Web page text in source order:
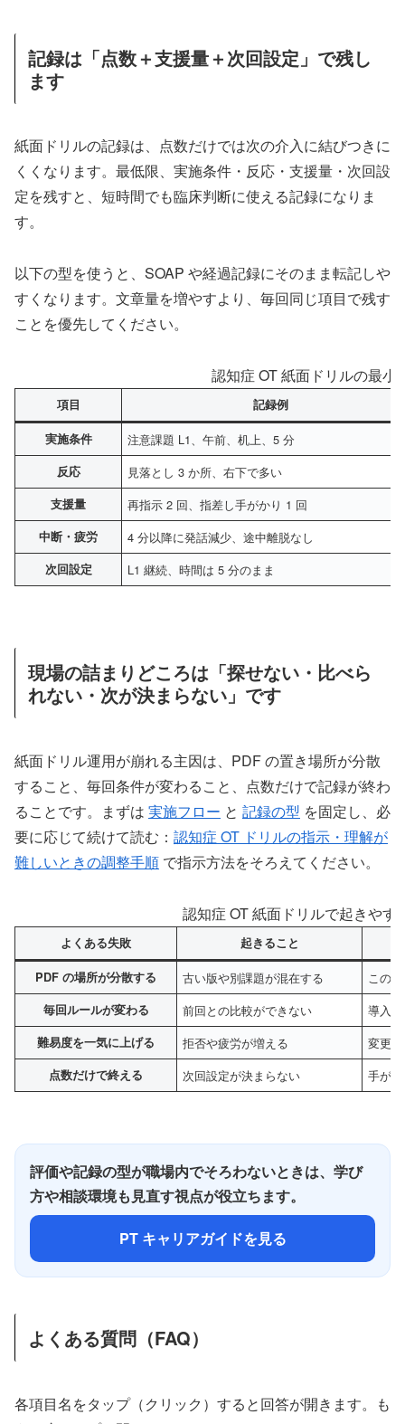
記録は「点数＋支援量＋次回設定」で残し
ます
紙面ドリルの記録は、点数だけでは次の介入に結びつきに
くくなります。最低限、実施条件・反応・支援量・次回設
定を残すと、短時間でも臨床判断に使える記録になりま
す。
以下の型を使うと、SOAP や経過記録にそのまま転記しや
すくなります。文章量を増やすより、毎回同じ項目で残す
ことを優先してください。
認知症 OT 紙面ドリルの最小
項目 記録例
実施条件 注意課題 L1、午前、机上、5 分
反応 見落とし 3 か所、右下で多い
支援量 再指示 2 回、指差し手がかり 1 回
中断・疲労 4 分以降に発話減少、途中離脱なし
次回設定 L1 継続、時間は 5 分のまま
現場の詰まりどころは「探せない・比べら
れない・次が決まらない」です
紙面ドリル運用が崩れる主因は、PDF の置き場所が分散
すること、毎回条件が変わること、点数だけで記録が終わ
ることです。まずは 実施フロー と 記録の型 を固定し、必
要に応じて続けて読む： 認知症 OT ドリルの指示・理解が
難しいときの調整手順 で指示方法をそろえてください。
認知症 OT 紙面ドリルで起きやす
よくある失敗 起きること
PDF の場所が分散する 古い版や別課題が混在する この
毎回ルールが変わる 前回との比較ができない 導入
難易度を一気に上げる 拒否や疲労が増える 変更
点数だけで終える 次回設定が決まらない 手が
評価や記録の型が職場内でそろわないときは、学び
方や相談環境も見直す視点が役立ちます。
PT キャリアガイドを見る
よくある質問（FAQ）
各項目名をタップ（クリック）すると回答が開きます。も